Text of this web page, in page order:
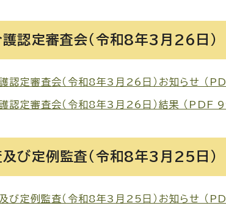
認定審査会（令和8年3月26日）
認定審査会（令和8年3月26日）お知らせ （
認定審査会（令和8年3月26日）結果 （PDF
び定例監査（令和8年3月25日）
び定例監査（令和8年3月25日）お知らせ （